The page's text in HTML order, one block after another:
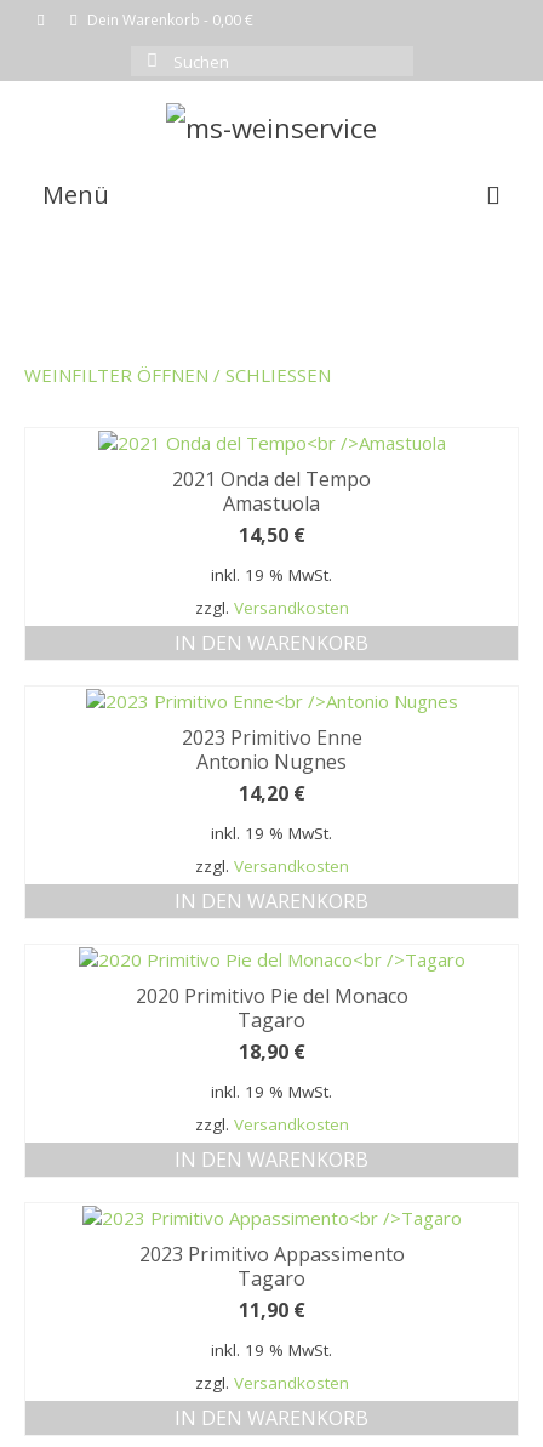
Dein Warenkorb - 0,00€
Suchen
nach:
Menü
SHOP
Datenschutzbelehrung
Widerrufsbelehrung
Versandarten
Zahlungsarten
FRAGEBOGEN
WEINSEMINARE
KONTAKT
ZUR PERSON
WEINFILTER ÖFFNEN / SCHLIESSEN
2021 Onda del Tempo
Amastuola
14,50 €
inkl. 19 % MwSt.
zzgl. Versandkosten
IN DEN WARENKORB
2023 Primitivo Enne
Antonio Nugnes
14,20 €
inkl. 19 % MwSt.
zzgl. Versandkosten
IN DEN WARENKORB
2020 Primitivo Pie del Monaco
Tagaro
18,90 €
inkl. 19 % MwSt.
zzgl. Versandkosten
IN DEN WARENKORB
2023 Primitivo Appassimento
Tagaro
11,90 €
inkl. 19 % MwSt.
zzgl. Versandkosten
IN DEN WARENKORB